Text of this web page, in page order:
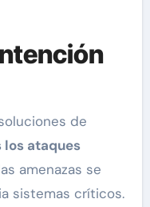
de
los ataques
amenazas se
sistemas críticos.